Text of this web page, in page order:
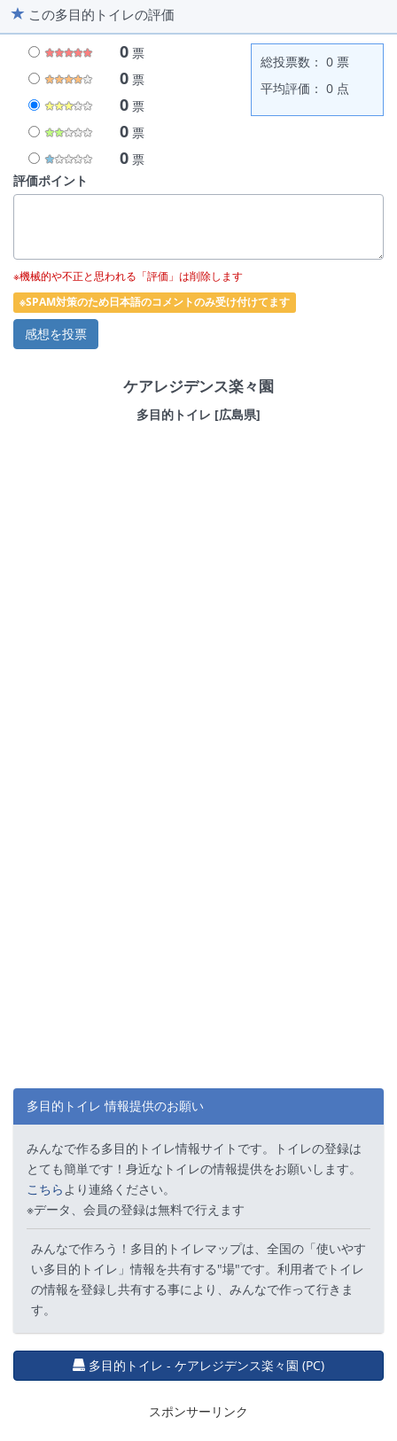
この多目的トイレの評価
0 票
0 票
0 票
0 票
0 票
総投票数： 0 票
平均評価： 0 点
評価ポイント
※機械的や不正と思われる「評価」は削除します
※SPAM対策のため日本語のコメントのみ受け付けてます
ケアレジデンス楽々園
多目的トイレ [広島県]
多目的トイレ 情報提供のお願い
みんなで作る多目的トイレ情報サイトです。トイレの登録は
とても簡単です！身近なトイレの情報提供をお願いします。
こちらより連絡ください。
※データ、会員の登録は無料で行えます
みんなで作ろう！多目的トイレマップは、全国の「使いやす
い多目的トイレ」情報を共有する"場"です。利用者でトイレ
の情報を登録し共有する事により、みんなで作って行きま
す。
多目的トイレ - ケアレジデンス楽々園 (PC)
スポンサーリンク